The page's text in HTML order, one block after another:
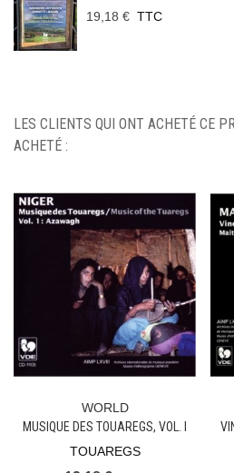
19,18 € TTC
LES CLIENTS QUI ONT ACHETÉ CE
ACHETÉ :
WORLD
MUSIQUE DES TOUAREGS, VOL. I
AZAWAGH
TOUAREGS